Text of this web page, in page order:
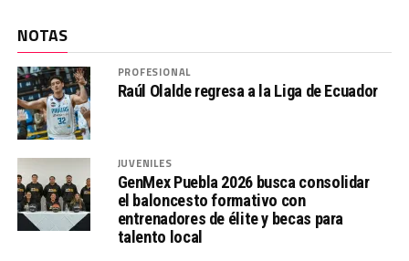
NOTAS
PROFESIONAL
Raúl Olalde regresa a la Liga de Ecuador
JUVENILES
GenMex Puebla 2026 busca consolidar
el baloncesto formativo con
entrenadores de élite y becas para
talento local